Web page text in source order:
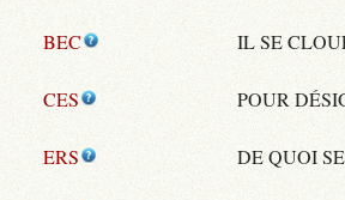
BEC IL SE
CES POUR
ERS DE QUOI